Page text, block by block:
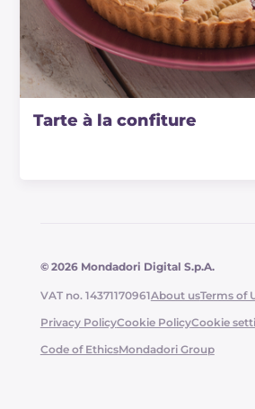
Tarte à la confiture
© 2026 Mondadori Digital S.p.A.
VAT no. 14371170961About usTerms of
Privacy PolicyCookie PolicyCookie
Code of EthicsMondadori Group